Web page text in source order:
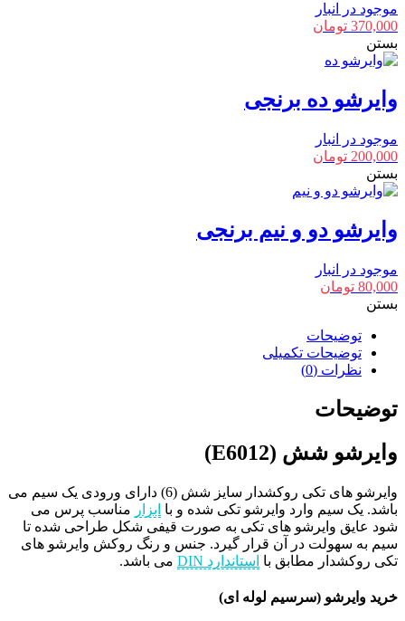
موجود در انبار
370,000 تومان
بستن
وایرشو ده برنجی
موجود در انبار
200,000 تومان
بستن
وایرشو دو و نیم برنجی
موجود در انبار
80,000 تومان
بستن
توضیحات
توضیحات تکمیلی
نظرات (0)
توضیحات
وایرشو شش (E6012)
وایرشو های تکی روکشدار سایز شش (6) دارای ورودی یک سیم می
باشد. یک سیم وارد وایرشو تکی شده و با ابزار مناسب پرس می
شود عایق وایرشو های تکی به صورت قیفی شکل طراحی شده تا
سیم به سهولت در آن قرار گیرد. جنس و رنگ روکش وایرشو های
تکی روکشدار مطابق با استاندارد DIN می باشد.
خرید وایرشو (سرسیم لوله ای)